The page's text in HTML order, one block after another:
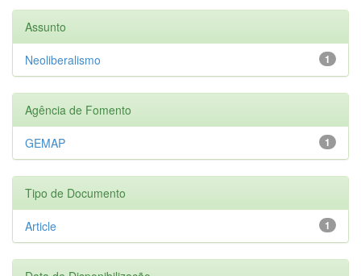
Assunto
1
Neoliberalismo
Agência de Fomento
1
GEMAP
Tipo de Documento
1
Article